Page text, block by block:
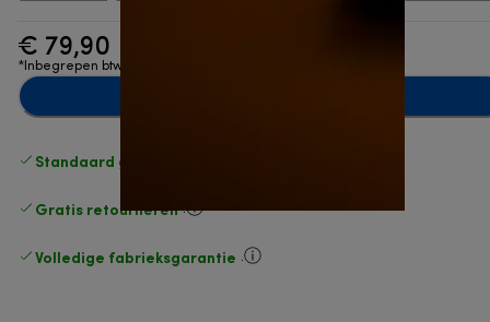
€ 79,90
*Inbegrepen btw
Standaard gratis verzending
Gratis retourneren .
Volledige fabrieksgarantie .